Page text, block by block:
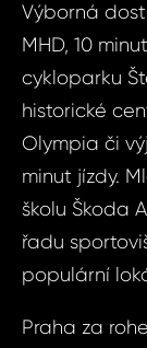
Výborná
MHD, 10
cykloparku
historické
Olympia či
minut jízdy.
školu Škoda
řadu
populární
Praha za